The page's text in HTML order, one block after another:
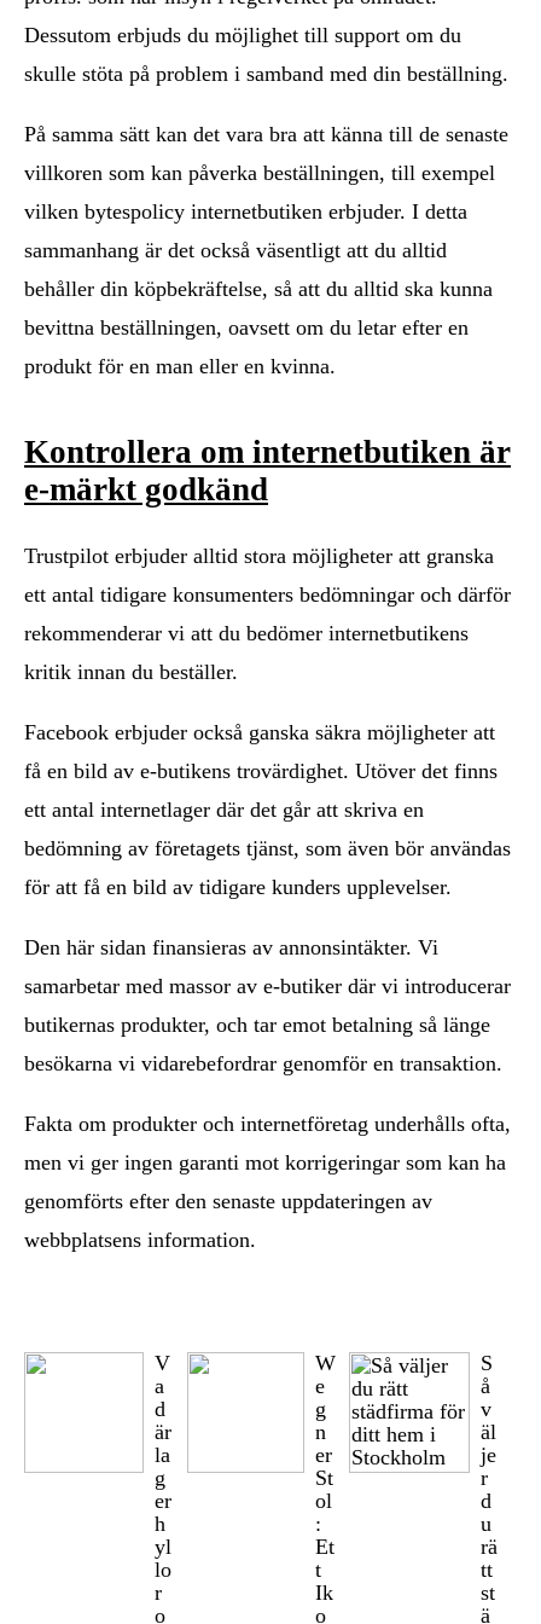
Dessutom erbjuds du möjlighet till support om du
skulle stöta på problem i samband med din beställning.
På samma sätt kan det vara bra att känna till de senaste
villkoren som kan påverka beställningen, till exempel
vilken bytespolicy internetbutiken erbjuder. I detta
sammanhang är det också väsentligt att du alltid
behåller din köpbekräftelse, så att du alltid ska kunna
bevittna beställningen, oavsett om du letar efter en
produkt för en man eller en kvinna.
Kontrollera om internetbutiken är
e-märkt godkänd
Trustpilot erbjuder alltid stora möjligheter att granska
ett antal tidigare konsumenters bedömningar och därför
rekommenderar vi att du bedömer internetbutikens
kritik innan du beställer.
Facebook erbjuder också ganska säkra möjligheter att
få en bild av e-butikens trovärdighet. Utöver det finns
ett antal internetlager där det går att skriva en
bedömning av företagets tjänst, som även bör användas
för att få en bild av tidigare kunders upplevelser.
Den här sidan finansieras av annonsintäkter. Vi
samarbetar med massor av e-butiker där vi introducerar
butikernas produkter, och tar emot betalning så länge
besökarna vi vidarebefordrar genomför en transaktion.
Fakta om produkter och internetföretag underhålls ofta,
men vi ger ingen garanti mot korrigeringar som kan ha
genomförts efter den senaste uppdateringen av
webbplatsens information.
V
a
d
är
la
g
er
h
yl
lo
r
o
W
e
g
n
er
St
ol
:
Et
t
Ik
o
S
å
v
äl
je
r
d
u
rä
tt
st
ä